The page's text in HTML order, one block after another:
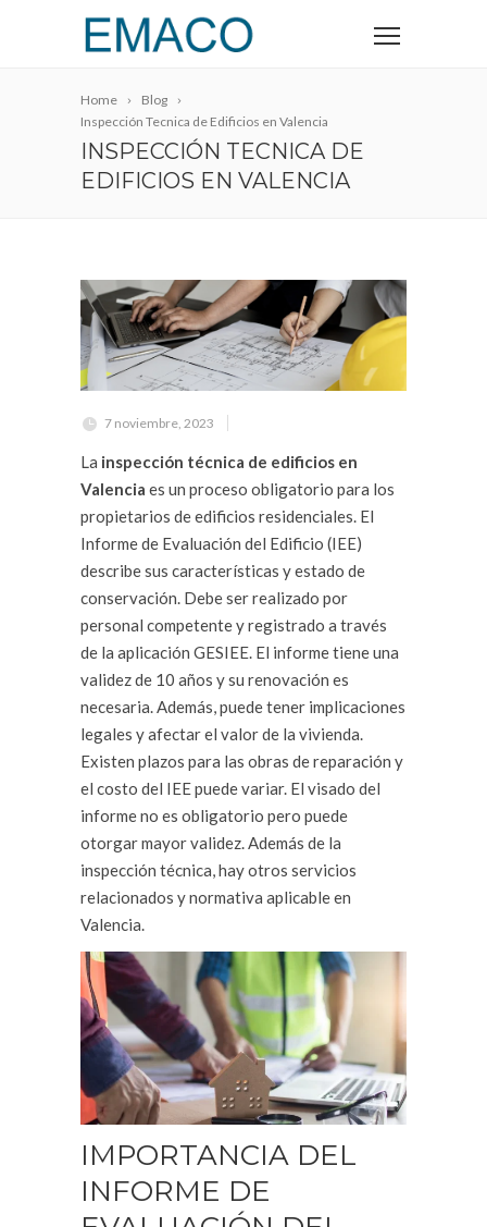
Home
Blog
Inspección Tecnica de Edificios en Valencia
INSPECCIÓN TECNICA DE
EDIFICIOS EN VALENCIA
7 noviembre, 2023
La inspección técnica de edificios en
Valencia es un proceso obligatorio para los
propietarios de edificios residenciales. El
Informe de Evaluación del Edificio (IEE)
describe sus características y estado de
conservación. Debe ser realizado por
personal competente y registrado a través
de la aplicación GESIEE. El informe tiene una
validez de 10 años y su renovación es
necesaria. Además, puede tener implicaciones
legales y afectar el valor de la vivienda.
Existen plazos para las obras de reparación y
el costo del IEE puede variar. El visado del
informe no es obligatorio pero puede
otorgar mayor validez. Además de la
inspección técnica, hay otros servicios
relacionados y normativa aplicable en
Valencia.
IMPORTANCIA DEL
INFORME DE